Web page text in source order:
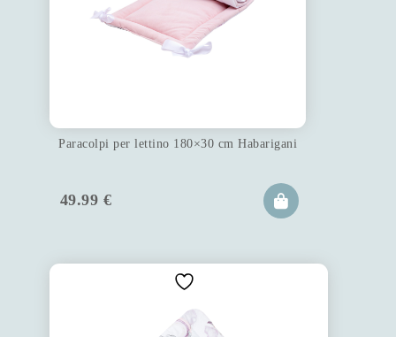
Paracolpi per lettino 180×30 cm Habarigani
49.99 €